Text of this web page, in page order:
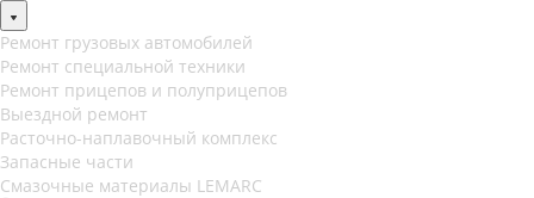
Ремонт грузовых автомобилей
Ремонт специальной техники
Ремонт прицепов и полуприцепов
Выездной ремонт
Расточно-наплавочный комплекс
Запасные части
Смазочные материалы LEMARC